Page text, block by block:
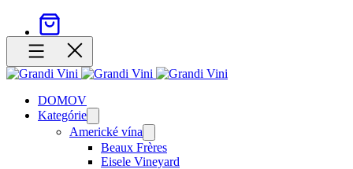
DOMOV
Kategórie
menu
Americké vína
menu
Beaux Frères
Eisele Vineyard